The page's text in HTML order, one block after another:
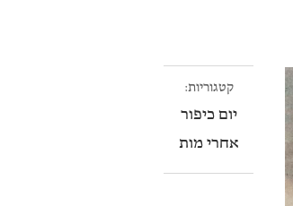
קטגוריות:
יום כיפור
אחרי מות